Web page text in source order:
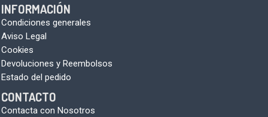
INFORMACIÓN
Condiciones generales
Aviso Legal
Cookies
Devoluciones y Reembolsos
Estado del pedido
CONTACTO
Contacta con Nosotros